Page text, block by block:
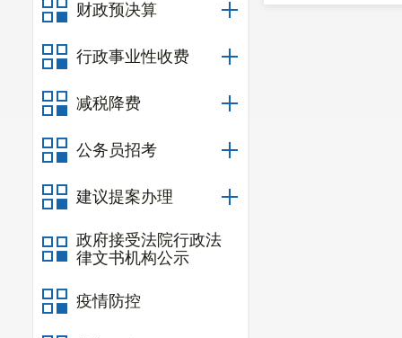
财政预决算
行政事业性收费
减税降费
公务员招考
建议提案办理
政府接受法院行政法
律文书机构公示
疫情防控